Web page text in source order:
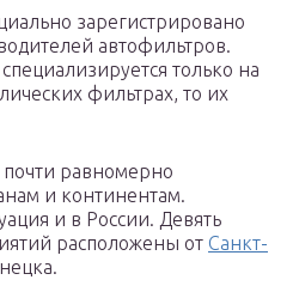
зарегистрировано
автофильтров.
только на
фильтрах, то их
равномерно
и континентам.
и в России. Девять
расположены от Санкт-